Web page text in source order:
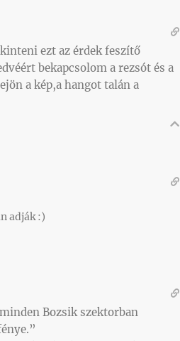
ezt az érdek feszítő
bekapcsolom a rezsót és a
a kép,a hangot talán a
adják :)
Bozsik szektorban